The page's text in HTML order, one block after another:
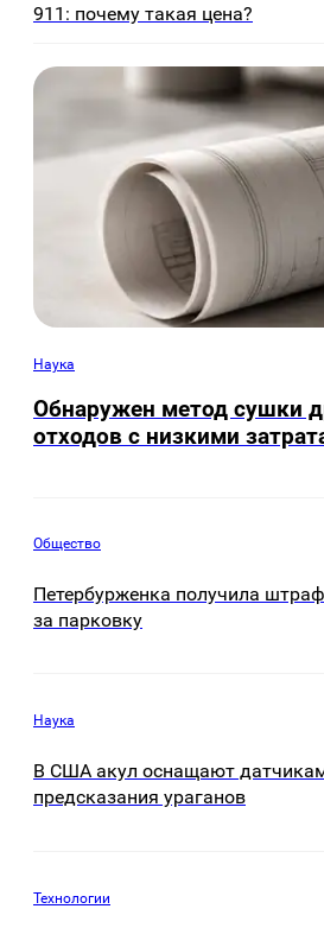
911: почему такая цена?
Наука
Обнаружен метод сушки
отходов с низкими
Общество
Петербурженка получила
за парковку
Наука
В США акул оснащают
предсказания ураганов
Технологии